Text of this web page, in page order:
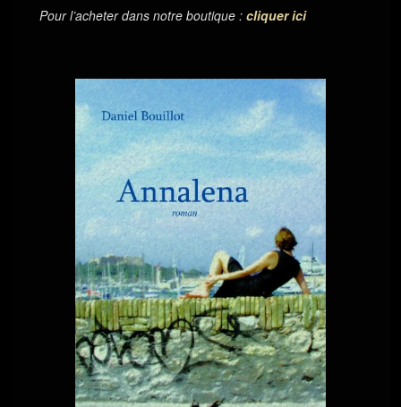
Pour l’acheter dans notre boutique : cliquer ici